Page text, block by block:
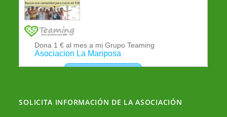
SOLICITA INFORMACIÓN DE LA ASOCIACIÓN